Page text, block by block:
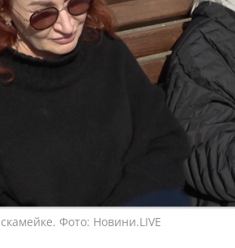
Фото: Новини.LIVE